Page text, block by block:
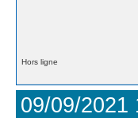
Hors ligne
09/09/2021